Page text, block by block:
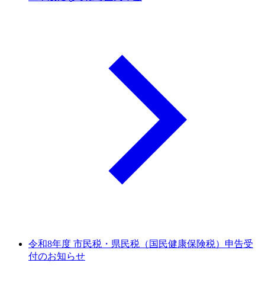
令和8年度 市民税・県民税（国民健康保険税）申告受
付のお知らせ